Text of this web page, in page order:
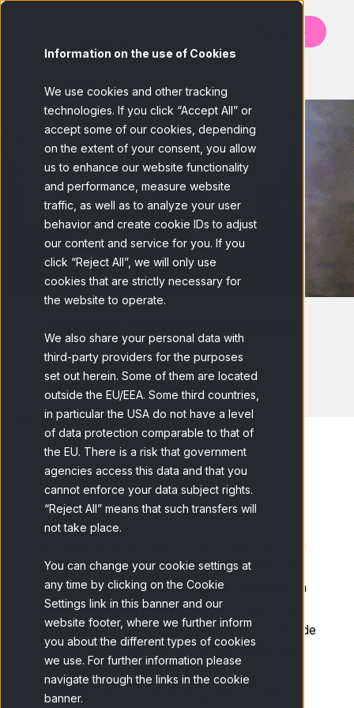
Information on the use of Cookies
We use cookies and other tracking
technologies. If you click “Accept All” or
accept some of our cookies, depending
on the extent of your consent, you allow
us to enhance our website functionality
and performance, measure website
traffic, as well as to analyze your user
behavior and create cookie IDs to adjust
our content and service for you. If you
click “Reject All”, we will only use
cookies that are strictly necessary for
the website to operate.
We also share your personal data with
third-party providers for the purposes
set out herein. Some of them are located
outside the EU/EEA. Some third countries,
in particular the USA do not have a level
of data protection comparable to that of
the EU. There is a risk that government
agencies access this data and that you
cannot enforce your data subject rights.
“Reject All” means that such transfers will
not take place.
You can change your cookie settings at
any time by clicking on the Cookie
Settings link in this banner and our
website footer, where we further inform
you about the different types of cookies
we use. For further information please
navigate through the links in the cookie
banner.
Contáctanos
oportunidades
Home Blog Google: "El...
A través de la famosa canción mexicana "La
Bamba",Googlelanzó el nuevo formato de
suaplicaciónGoogle Translate
mediante un
vídeo interactivo y animado que muestra los
atributos de esta app que tiene el concepto de
traducir el mundo
, vencer la barrera de los
idiomas y acercar a la personas (algo
parecido a lo que pasa en un bar cuando